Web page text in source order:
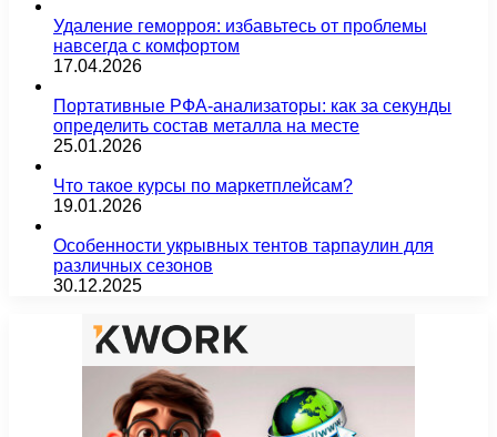
Удаление геморроя: избавьтесь от проблемы
навсегда с комфортом
17.04.2026
Портативные РФА-анализаторы: как за секунды
определить состав металла на месте
25.01.2026
Что такое курсы по маркетплейсам?
19.01.2026
Особенности укрывных тентов тарпаулин для
различных сезонов
30.12.2025